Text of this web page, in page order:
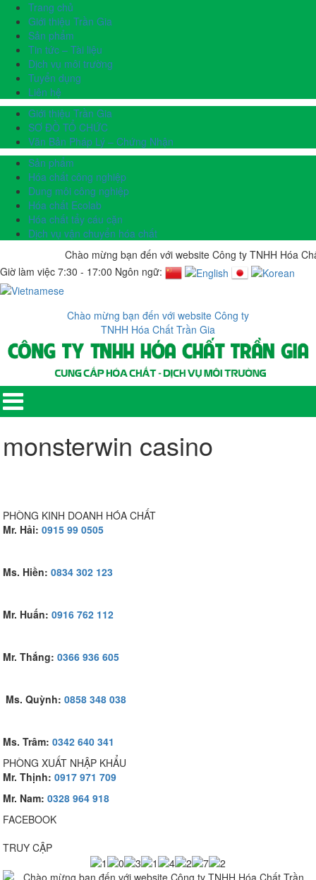
Trang chủ
Giới thiệu Trần Gia
Sản phẩm
Tin tức – Tài liệu
Dịch vụ môi trường
Tuyển dụng
Liên hệ
Giới thiệu Trần Gia
SƠ ĐỒ TỔ CHỨC
Văn Bản Pháp Lý – Chứng Nhận
Sản phẩm
Hóa chất công nghiệp
Dung môi công nghiệp
Hóa chất Ecolab
Hóa chất tẩy cáu cặn
Dịch vụ vận chuyển hóa chất
Chào mừng bạn đến với website Công ty TNHH Hóa Chất
Giờ làm việc 7:30 - 17:00 Ngôn ngữ:
monsterwin casino
PHÒNG KINH DOANH HÓA CHẤT
Mr. Hải:0915 99 0505
Ms. Hiền:0834 302 123
Mr. Huấn:0916 762 112
Mr. Thắng:0366 936 605
Ms. Quỳnh:0858 348 038
Ms. Trâm:0342 640 341
PHÒNG XUẤT NHẬP KHẨU
Mr. Thịnh:0917 971 709
Mr. Nam:0328 964 918
FACEBOOK
TRUY CẬP